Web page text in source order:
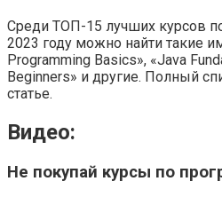
Среди ТОП-15 лучших курсов
2023 году можно найти такие
Programming Basics», «Java
Beginners» и другие. Полный
статье.
Видео:
Не покупай курсы по